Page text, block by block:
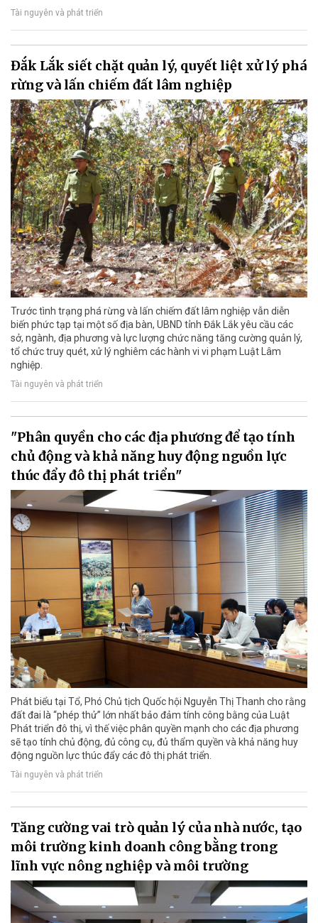
Tài nguyên và phát triển
Đắk Lắk siết chặt quản lý, quyết liệt xử lý phá
rừng và lấn chiếm đất lâm nghiệp
Trước tình trạng phá rừng và lấn chiếm đất lâm nghiệp vẫn diễn
biến phức tạp tại một số địa bàn, UBND tỉnh Đắk Lắk yêu cầu các
sở, ngành, địa phương và lực lượng chức năng tăng cường quản lý,
tổ chức truy quét, xử lý nghiêm các hành vi vi phạm Luật Lâm
nghiệp.
Tài nguyên và phát triển
"Phân quyền cho các địa phương để tạo tính
chủ động và khả năng huy động nguồn lực
thúc đẩy đô thị phát triển"
Phát biểu tại Tổ, Phó Chủ tịch Quốc hội Nguyễn Thị Thanh cho rằng
đất đai là “phép thử” lớn nhất bảo đảm tính công bằng của Luật
Phát triển đô thị, vì thế việc phân quyền mạnh cho các địa phương
sẽ tạo tính chủ động, đủ công cụ, đủ thẩm quyền và khả năng huy
động nguồn lực thúc đẩy các đô thị phát triển.
Tài nguyên và phát triển
Tăng cường vai trò quản lý của nhà nước, tạo
môi trường kinh doanh công bằng trong
lĩnh vực nông nghiệp và môi trường